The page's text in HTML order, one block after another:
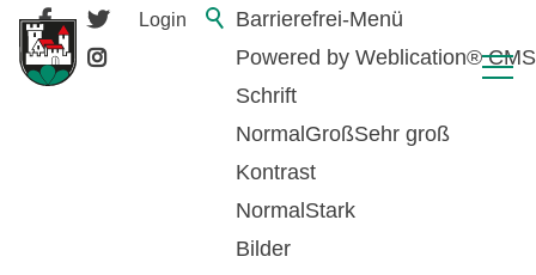
Barrierefrei-Menü
Powered by Weblication® CMS
Schrift
Normal GroßSehr groß
Kontrast
Normal Stark
Bilder
Login